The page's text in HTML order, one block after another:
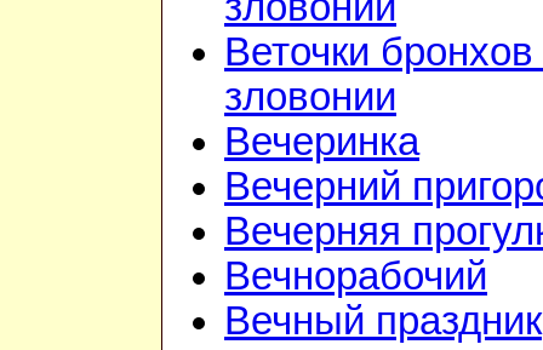
Веточки
зловонии
Вечеринка
Вечерний
Вечерняя
Вечнорабочий
Вечный праздник